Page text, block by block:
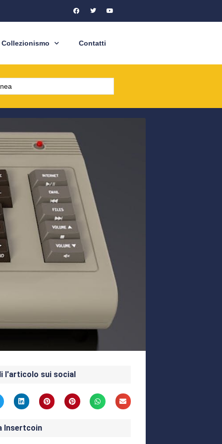
Collezionismo Contatti
l'articolo sui social
Insertcoin